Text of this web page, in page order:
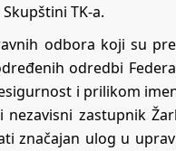
TK-a.
odbora koji su
odredbi
i prilikom
nezavisni zastupnik
značajan ulog u